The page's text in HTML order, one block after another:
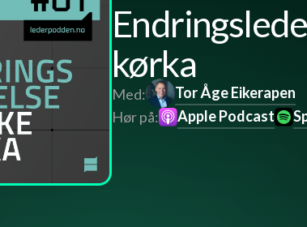
kørka
Med:
Tor Åge Eikerapen
Hør på:
Apple Podcast